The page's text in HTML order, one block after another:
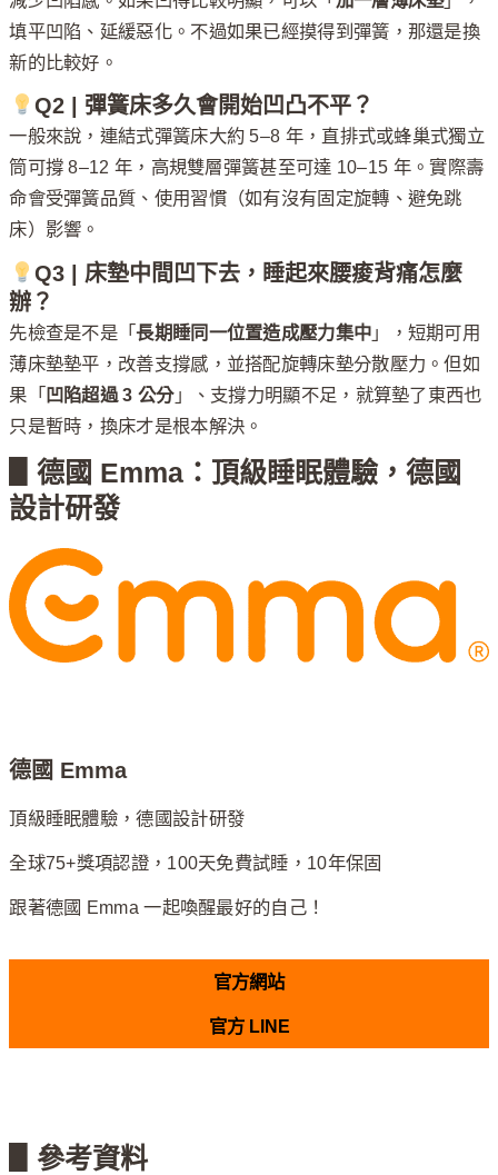
填平凹陷、延緩惡化。不過如果已經摸得到彈簧，那還是換
新的比較好。
Q2 | 彈簧床多久會開始凹凸不平？
一般來說，連結式彈簧床大約 5–8 年，直排式或蜂巢式獨立
筒可撐 8–12 年，高規雙層彈簧甚至可達 10–15 年。實際壽
命會受彈簧品質、使用習慣（如有沒有固定旋轉、避免跳
床）影響。
Q3 | 床墊中間凹下去，睡起來腰痠背痛怎麼
辦？
先檢查是不是「長期睡同一位置造成壓力集中 」，短期可用
薄床墊墊平，改善支撐感，並搭配旋轉床墊分散壓力。但如
果「凹陷超過 3 公分」、支撐力明顯不足，就算墊了東西也
只是暫時，換床才是根本解決。
▋德國 Emma：頂級睡眠體驗，德國
設計研發
德國 Emma
頂級睡眠體驗，德國設計研發
全球75+獎項認證，100天免費試睡，10年保固
跟著德國 Emma 一起喚醒最好的自己！
官方網站
官方 LINE
▋參考資料